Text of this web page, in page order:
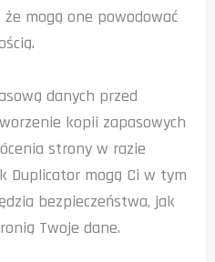
mogą one powodować
danych przed
kopii zapasowych
strony w razie
Duplicator mogą Ci w tym
bezpieczeństwa, jak
Twoje dane.